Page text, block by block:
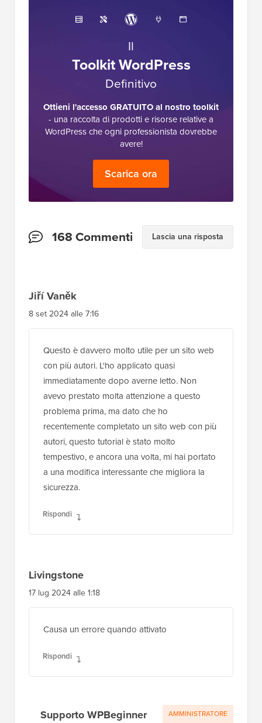
Il
Toolkit WordPress
Definitivo
Ottieni l'accesso GRATUITO al nostro toolkit
- una raccolta di prodotti e risorse relative a
WordPress che ogni professionista dovrebbe
avere!
Scarica ora
Interazioni
168 Commenti Lascia una risposta
Jiří Vaněk
8 set 2024 alle 7:16
Questo è davvero molto utile per un sito web
con più autori. L'ho applicato quasi
immediatamente dopo averne letto. Non
avevo prestato molta attenzione a questo
problema prima, ma dato che ho
recentemente completato un sito web con più
autori, questo tutorial è stato molto
tempestivo, e ancora una volta, mi hai portato
a una modifica interessante che migliora la
sicurezza.
Rispondi
Livingstone
17 lug 2024 alle 1:18
Causa un errore quando attivato
Rispondi
Supporto WPBeginner AMMINISTRATORE